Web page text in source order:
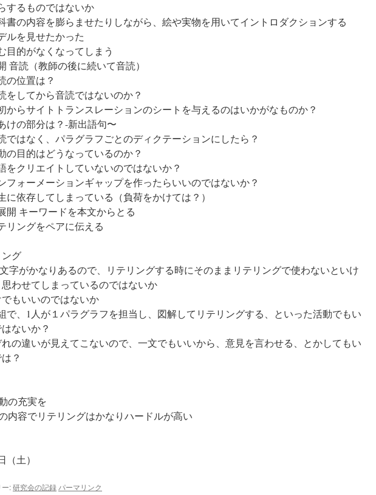
するものではないか
書の内容を膨らませたりしながら、絵や実物を用いてイントロダクションする
ルを見せたかった
目的がなくなってしまう
音読（教師の後に続いて音読）
の位置は？
をしてから音読ではないのか？
からサイトトランスレーションのシートを与えるのはいかがなものか？
けの部分は？-新出語句〜
ではなく、パラグラフごとのディクテーションにしたら？
の目的はどうなっているのか？
をクリエイトしていないのではないか？
フォーメーションギャップを作ったらいいのではないか？
に依存してしまっている（負荷をかけては？）
開 キーワードを本文からとる
リングをペアに伝える
ング
字がかなりあるので、リテリングする時にそのままリテリングで使わないといけ
わせてしまっているのではないか
もいいのではないか
で、1人が１パラグラフを担当し、図解してリテリングする、といった活動でもい
ないか？
の違いが見えてこないので、一文でもいいから、意見を言わせる、とかしてもい
？
の充実を
内容でリテリングはかなりハードルが高い
（土）
ー:研究会の記録 パーマリンク